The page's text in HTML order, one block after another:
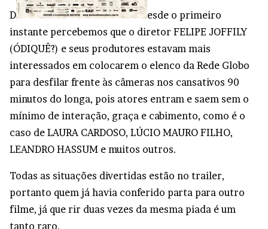
D
esde o primeiro
instante percebemos que o diretor FELIPE JOFFILY
(ÓDIQUÊ?) e seus produtores estavam mais
interessados em colocarem o elenco da Rede Globo
para desfilar frente às câmeras nos cansativos 90
minutos do longa, pois atores entram e saem sem o
mínimo de interação, graça e cabimento, como é o
caso de LAURA CARDOSO, LÚCIO MAURO FILHO,
LEANDRO HASSUM e muitos outros.
Todas as situações divertidas estão no trailer,
portanto quem já havia conferido parta para outro
filme, já que rir duas vezes da mesma piada é um
tanto raro.